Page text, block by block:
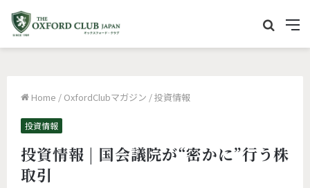
M
e
イ
索
Home / OxfordClubマガジン /投資情報
投資情報
投資情報 | 国会議院が“密かに”行う株
取引